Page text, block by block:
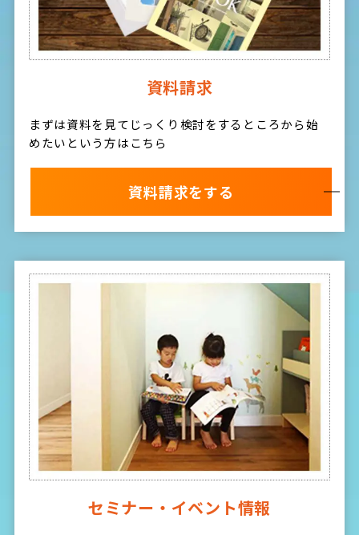
資料請求
まずは資料を見てじっくり検討をするところから始
めたいという方はこちら
資料請求をする
セミナー・イベント情報